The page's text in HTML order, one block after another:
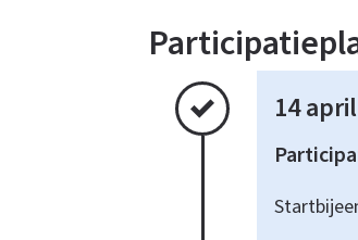
Participatieplan
14